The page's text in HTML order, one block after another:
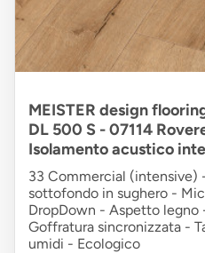
MEISTER design
DL 500 S - 07114
Isolamento acustico
33 Commercial (intensive)
sottofondo in sughero -
DropDown - Aspetto legno
Goffratura sincronizzata -
umidi - Ecologico